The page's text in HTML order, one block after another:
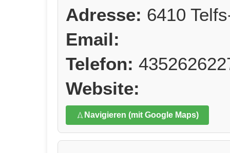
Adresse: 6410
Email:
Telefon:
Website:
Navigieren (mit Google Maps)